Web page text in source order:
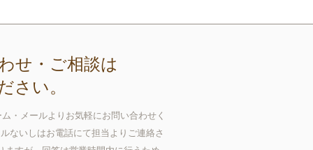
せ・ご相談は
さい。
・メールよりお気軽にお問い合わせく
ないしはお電話にて担当よりご連絡さ